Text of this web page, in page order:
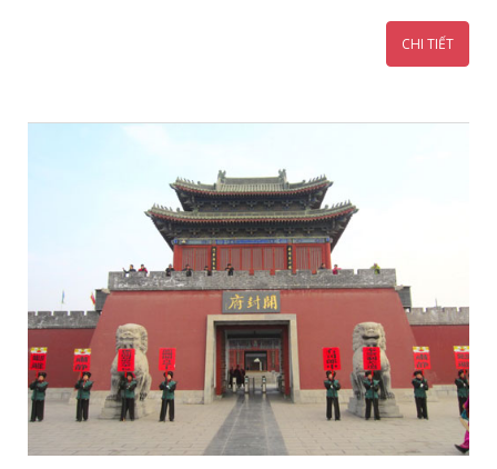
CHI TIẾT